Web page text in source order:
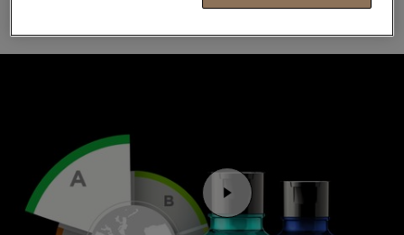
Reproducir el video